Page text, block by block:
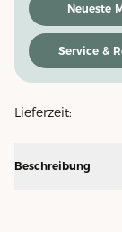
Neueste
Service &
Lieferzeit:
Beschreibung